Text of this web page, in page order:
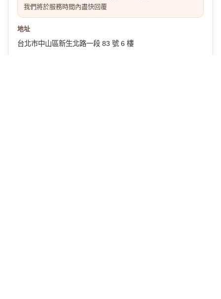
我們將於服務時間內盡快回覆
地址
台北市中山區新生北路一段 83 號 6 樓